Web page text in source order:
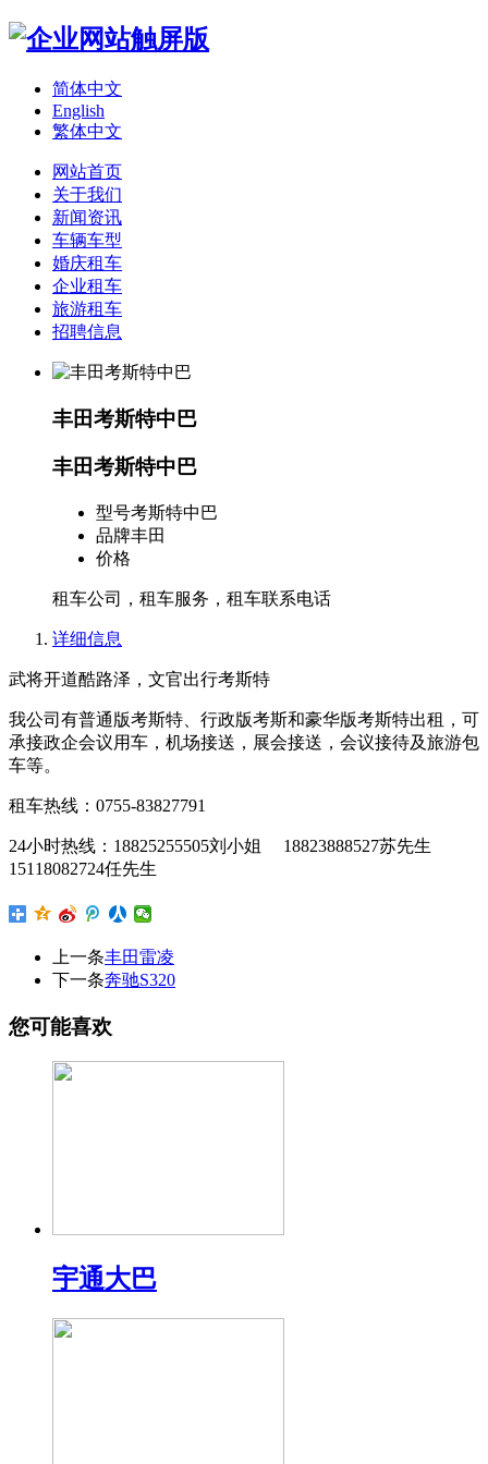
简体中文
English
繁体中文
网站首页
关于我们
新闻资讯
车辆车型
婚庆租车
企业租车
旅游租车
招聘信息
丰田考斯特中巴
丰田考斯特中巴
型号考斯特中巴
品牌丰田
价格
租车公司，租车服务，租车联系电话
详细信息
武将开道酷路泽，文官出行考斯特
我公司有普通版考斯特、行政版考斯和豪华版考斯特出租，可
承接政企会议用车，机场接送，展会接送，会议接待及旅游包
车等。
租车热线：0755-83827791
24小时热线：18825255505刘小姐 18823888527苏先生
15118082724任先生
上一条丰田雷凌
下一条奔驰S320
您可能喜欢
宇通大巴